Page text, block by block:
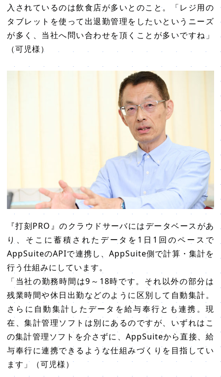
入されているのは飲食店が多いとのこと。「レジ用の
タブレットを使って出退勤管理をしたいというニーズ
が多く、当社へ問い合わせを頂くことが多いですね」
（可児様）
『打刻PRO』のクラウドサーバにはデータベースがあ
り、そこに蓄積されたデータを1日1回のペースで
AppSuiteのAPIで連携し、AppSuite側で計算・集計を
行う仕組みにしています。
「当社の勤務時間は9～18時です。それ以外の部分は
残業時間や休日出勤などのように区別して自動集計。
さらに自動集計したデータを給与奉行とも連携。現
在、集計管理ソフトは別にあるのですが、いずれはこ
の集計管理ソフトを介さずに、AppSuiteから直接、給
与奉行に連携できるような仕組みづくりを目指してい
ます」（可児様）